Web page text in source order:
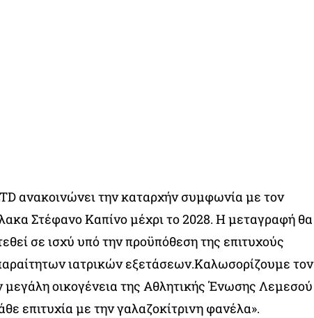
ανακοινώνει την καταρχήν συμφωνία με τον
Στέφανο Καπίνο μέχρι το 2028. Η μεταγραφή θα
σε ισχύ υπό την προϋπόθεση της επιτυχούς
ιατρικών εξετάσεων.Καλωσορίζουμε τον
μεγάλη οικογένεια της Αθλητικής Ένωσης Λεμεσού
επιτυχία με την γαλαζοκίτρινη φανέλα».